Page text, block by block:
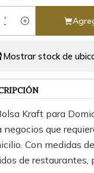
Mostrar stock de
Kraft para
negocios que
Con medidas
de restaurantes,